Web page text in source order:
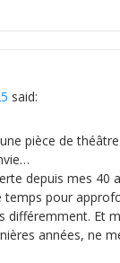
said:
pièce de
depuis mes 40
pour
Et
années, ne